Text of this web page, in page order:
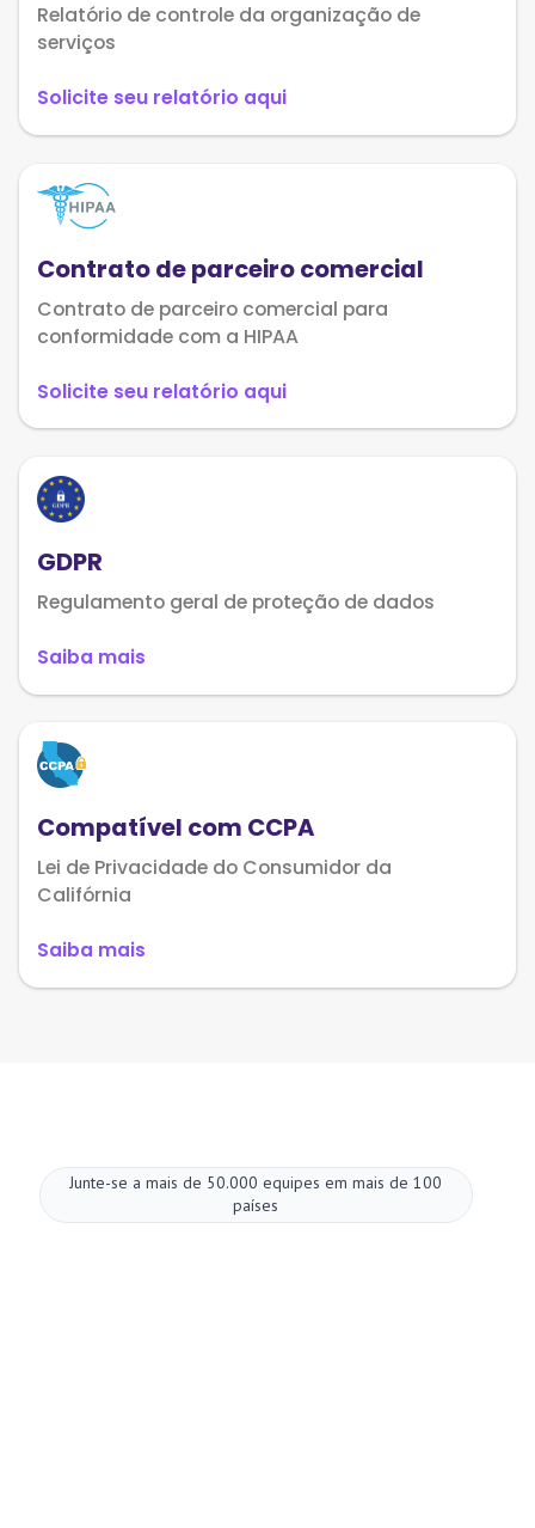
Relatório de controle da organização de
serviços
Solicite seu relatório aqui
Contrato de parceiro comercial
Contrato de parceiro comercial para
conformidade com a HIPAA
Solicite seu relatório aqui
GDPR
Regulamento geral de proteção de dados
Saiba mais
Compatível com CCPA
Lei de Privacidade do Consumidor da
Califórnia
Saiba mais
Junte-se a mais de 50.000 equipes em mais de 100
países